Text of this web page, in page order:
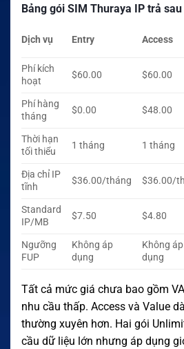
Bảng gói SIM Thuraya IP trả sau
Dịch vụ Entry Access
Phí kích
hoạt
$60.00 $60.00
Phí hàng
tháng
$0.00 $48.00
Thời hạn
tối thiểu
1 tháng 1 tháng
Địa chỉ IP
tĩnh
$36.00/tháng $36.00/
Standard
IP/MB
$7.50 $4.80
Ngưỡng
FUP
Không áp
dụng
Không áp
dụng
Tất cả mức giá chưa bao gồm
nhu cầu thấp. Access và Value
thường xuyên hơn. Hai gói
cầu dữ liệu lớn nhưng áp dụng